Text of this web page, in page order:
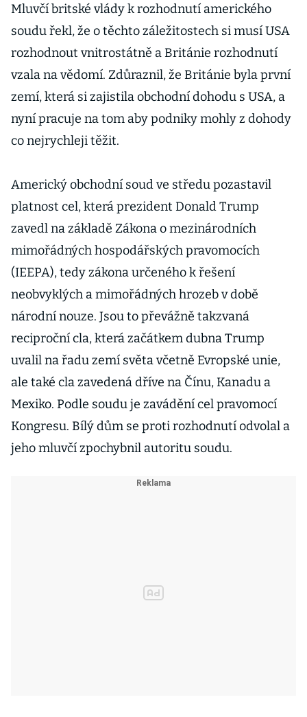
je vládě povolil,
jiný verdikt je
Mluvčí britské vlády k rozhodnutí amerického
soudu řekl, že o těchto záležitostech si musí USA
rozhodnout vnitrostátně a Británie rozhodnutí
vzala na vědomí. Zdůraznil, že Británie byla první
zemí, která si zajistila obchodní dohodu s USA, a
nyní pracuje na tom aby podniky mohly z dohody
co nejrychleji těžit.
Americký obchodní soud ve středu pozastavil
platnost cel, která prezident Donald Trump
zavedl na základě Zákona o mezinárodních
mimořádných hospodářských pravomocích
(IEEPA), tedy zákona určeného k řešení
neobvyklých a mimořádných hrozeb v době
národní nouze. Jsou to převážně takzvaná
reciproční cla, která začátkem dubna Trump
uvalil na řadu zemí světa včetně Evropské unie,
ale také cla zavedená dříve na Čínu, Kanadu a
Mexiko. Podle soudu je zavádění cel pravomocí
Kongresu. Bílý dům se proti rozhodnutí odvolal a
jeho mluvčí zpochybnil autoritu soudu.